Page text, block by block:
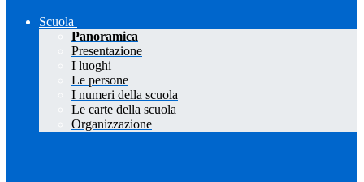
Scuola
Panoramica
Presentazione
I luoghi
Le persone
I numeri della scuola
Le carte della scuola
Organizzazione